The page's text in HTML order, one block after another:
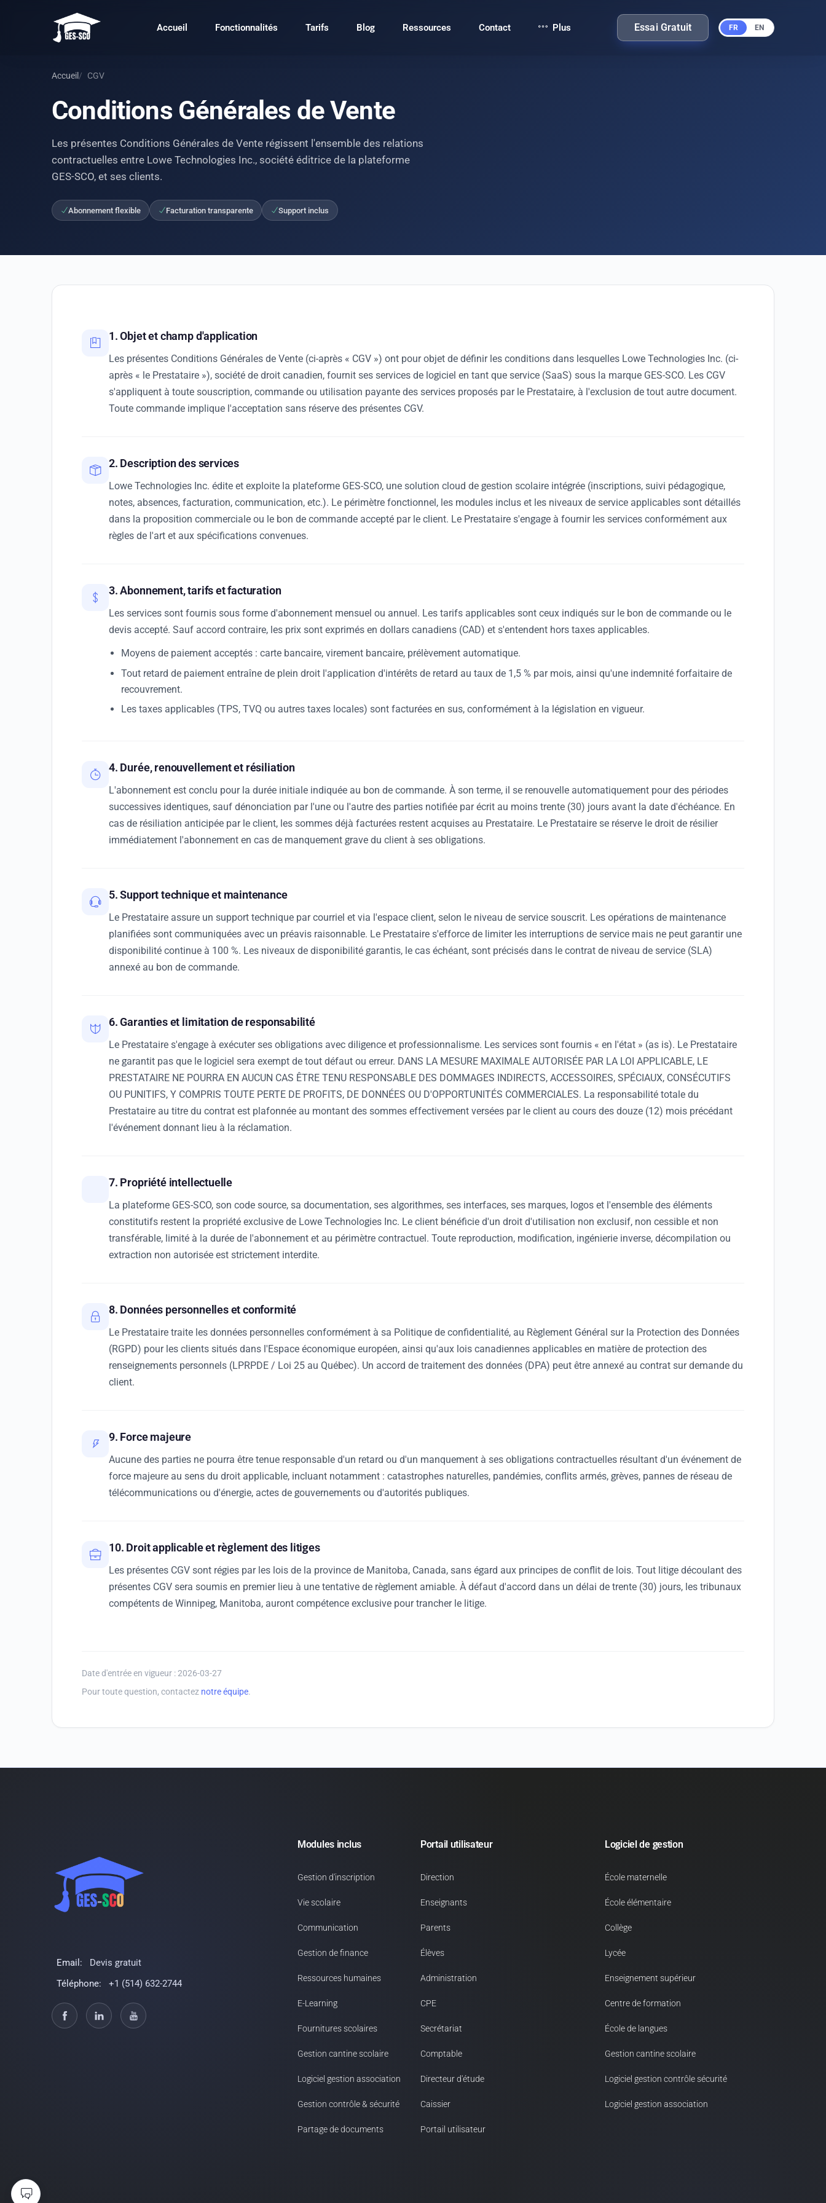
Accueil Fonctionnalités Tarifs Blog Ressources Contact Plus Essai Gratuit FR EN
Accueil CGV
Conditions Générales de Vente
Les présentes Conditions Générales de Vente régissent l'ensemble des relations
contractuelles entre Lowe Technologies Inc., société éditrice de la plateforme
GES-SCO, et ses clients.
Abonnement flexible Facturation transparente Support inclus
1. Objet et champ d'application
Les présentes Conditions Générales de Vente (ci-après « CGV ») ont pour objet de définir les conditions dans lesquelles Lowe Technologies Inc. (ci-
après « le Prestataire »), société de droit canadien, fournit ses services de logiciel en tant que service (SaaS) sous la marque GES-SCO. Les CGV
s'appliquent à toute souscription, commande ou utilisation payante des services proposés par le Prestataire, à l'exclusion de tout autre document.
Toute commande implique l'acceptation sans réserve des présentes CGV.
2. Description des services
Lowe Technologies Inc. édite et exploite la plateforme GES-SCO, une solution cloud de gestion scolaire intégrée (inscriptions, suivi pédagogique,
notes, absences, facturation, communication, etc.). Le périmètre fonctionnel, les modules inclus et les niveaux de service applicables sont détaillés
dans la proposition commerciale ou le bon de commande accepté par le client. Le Prestataire s'engage à fournir les services conformément aux
règles de l'art et aux spécifications convenues.
3. Abonnement, tarifs et facturation
Les services sont fournis sous forme d'abonnement mensuel ou annuel. Les tarifs applicables sont ceux indiqués sur le bon de commande ou le
devis accepté. Sauf accord contraire, les prix sont exprimés en dollars canadiens (CAD) et s'entendent hors taxes applicables.
Moyens de paiement acceptés : carte bancaire, virement bancaire, prélèvement automatique.
Tout retard de paiement entraîne de plein droit l'application d'intérêts de retard au taux de 1,5 % par mois, ainsi qu'une indemnité forfaitaire de
recouvrement.
Les taxes applicables (TPS, TVQ ou autres taxes locales) sont facturées en sus, conformément à la législation en vigueur.
4. Durée, renouvellement et résiliation
L'abonnement est conclu pour la durée initiale indiquée au bon de commande. À son terme, il se renouvelle automatiquement pour des périodes
successives identiques, sauf dénonciation par l'une ou l'autre des parties notifiée par écrit au moins trente (30) jours avant la date d'échéance. En
cas de résiliation anticipée par le client, les sommes déjà facturées restent acquises au Prestataire. Le Prestataire se réserve le droit de résilier
immédiatement l'abonnement en cas de manquement grave du client à ses obligations.
5. Support technique et maintenance
Le Prestataire assure un support technique par courriel et via l'espace client, selon le niveau de service souscrit. Les opérations de maintenance
planifiées sont communiquées avec un préavis raisonnable. Le Prestataire s'efforce de limiter les interruptions de service mais ne peut garantir une
disponibilité continue à 100 %. Les niveaux de disponibilité garantis, le cas échéant, sont précisés dans le contrat de niveau de service (SLA)
annexé au bon de commande.
6. Garanties et limitation de responsabilité
Le Prestataire s'engage à exécuter ses obligations avec diligence et professionnalisme. Les services sont fournis « en l'état » (as is). Le Prestataire
ne garantit pas que le logiciel sera exempt de tout défaut ou erreur. DANS LA MESURE MAXIMALE AUTORISÉE PAR LA LOI APPLICABLE, LE
PRESTATAIRE NE POURRA EN AUCUN CAS ÊTRE TENU RESPONSABLE DES DOMMAGES INDIRECTS, ACCESSOIRES, SPÉCIAUX, CONSÉCUTIFS
OU PUNITIFS, Y COMPRIS TOUTE PERTE DE PROFITS, DE DONNÉES OU D'OPPORTUNITÉS COMMERCIALES. La responsabilité totale du
Prestataire au titre du contrat est plafonnée au montant des sommes effectivement versées par le client au cours des douze (12) mois précédant
l'événement donnant lieu à la réclamation.
7. Propriété intellectuelle
La plateforme GES-SCO, son code source, sa documentation, ses algorithmes, ses interfaces, ses marques, logos et l'ensemble des éléments
constitutifs restent la propriété exclusive de Lowe Technologies Inc. Le client bénéficie d'un droit d'utilisation non exclusif, non cessible et non
transférable, limité à la durée de l'abonnement et au périmètre contractuel. Toute reproduction, modification, ingénierie inverse, décompilation ou
extraction non autorisée est strictement interdite.
8. Données personnelles et conformité
Le Prestataire traite les données personnelles conformément à sa Politique de confidentialité, au Règlement Général sur la Protection des Données
(RGPD) pour les clients situés dans l'Espace économique européen, ainsi qu'aux lois canadiennes applicables en matière de protection des
renseignements personnels (LPRPDE / Loi 25 au Québec). Un accord de traitement des données (DPA) peut être annexé au contrat sur demande du
client.
9. Force majeure
Aucune des parties ne pourra être tenue responsable d'un retard ou d'un manquement à ses obligations contractuelles résultant d'un événement de
force majeure au sens du droit applicable, incluant notamment : catastrophes naturelles, pandémies, conflits armés, grèves, pannes de réseau de
télécommunications ou d'énergie, actes de gouvernements ou d'autorités publiques.
10. Droit applicable et règlement des litiges
Les présentes CGV sont régies par les lois de la province de Manitoba, Canada, sans égard aux principes de conflit de lois. Tout litige découlant des
présentes CGV sera soumis en premier lieu à une tentative de règlement amiable. À défaut d'accord dans un délai de trente (30) jours, les tribunaux
compétents de Winnipeg, Manitoba, auront compétence exclusive pour trancher le litige.
Date d'entrée en vigueur :2026-03-27
Pour toute question, contactez notre équipe.
Email:
Devis gratuit
Téléphone:
+1 (514) 632-2744
Modules inclus
Gestion d'inscription
Vie scolaire
Communication
Gestion de finance
Ressources humaines
E-Learning
Fournitures scolaires
Gestion cantine scolaire
Logiciel gestion association
Gestion contrôle & sécurité
Partage de documents
Portail utilisateur
Direction
Enseignants
Parents
Élèves
Administration
CPE
Secrétariat
Comptable
Directeur d'étude
Caissier
Portail utilisateur
Logiciel de gestion
École maternelle
École élémentaire
Collège
Lycée
Enseignement supérieur
Centre de formation
École de langues
Gestion cantine scolaire
Logiciel gestion contrôle sécurité
Logiciel gestion association